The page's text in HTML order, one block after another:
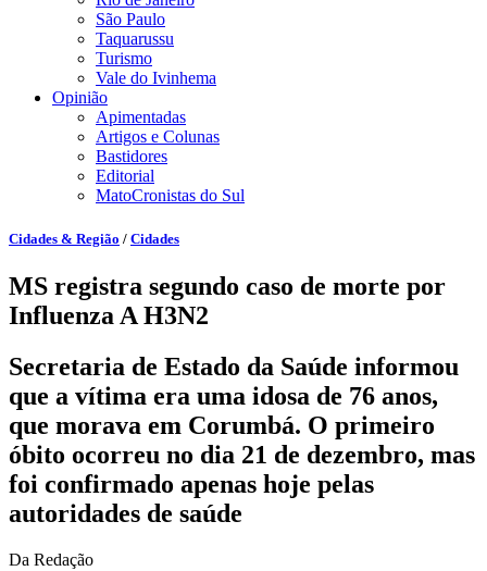
São Paulo
Taquarussu
Turismo
Vale do Ivinhema
Opinião
Apimentadas
Artigos e Colunas
Bastidores
Editorial
MatoCronistas do Sul
Cidades & Região / Cidades
MS registra segundo caso de morte por
Influenza A H3N2
Secretaria de Estado da Saúde informou
que a vítima era uma idosa de 76 anos,
que morava em Corumbá. O primeiro
óbito ocorreu no dia 21 de dezembro, mas
foi confirmado apenas hoje pelas
autoridades de saúde
Da Redação